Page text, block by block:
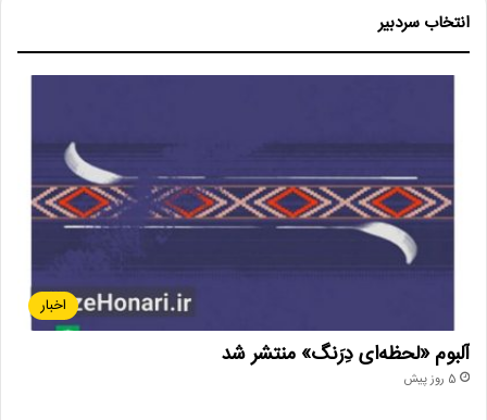
انتخاب سردبیر
اخبار
آلبوم «لحظه‌ای دِرَنگ» منتشر شد
5 روز پیش